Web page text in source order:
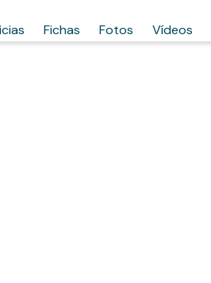
Fichas Fotos Vídeos